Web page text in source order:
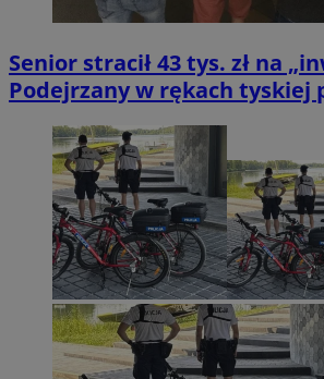
Senior stracił 43 tys. zł na
Podejrzany w rękach tyskiej